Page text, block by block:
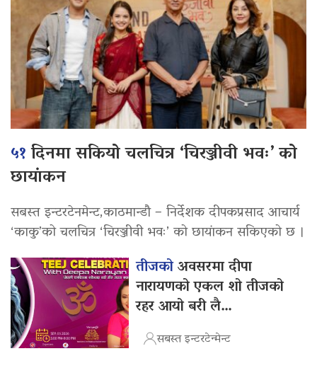
५१दिनमा सकियो चलचित्र ‘चिरञ्जीवी भवः’ को
छायांकन
सबस्त इन्टरटेनमेन्ट,काठमान्डौ – निर्देशक दीपकप्रसाद आचार्य
‘काकु’को चलचित्र ‘चिरञ्जीवी भवः’ को छायांकन सकिएको छ ।
तीजकोअवसरमा दीपा
नारायणको एकल शो तीजको
रहर आयो बरी लै…
सबस्त इन्टरटेन्मेन्ट